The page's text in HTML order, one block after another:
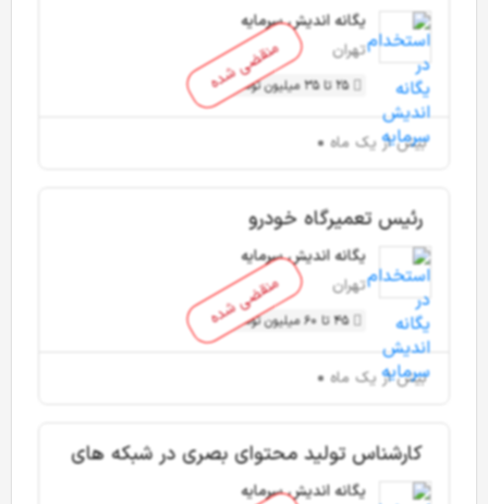
منقضی شده
یگانه اندیش سرمایه
تهران
25 تا 35 میلیون تومان
بیش از یک ماه
منقضی شده
رئیس تعمیرگاه خودرو
یگانه اندیش سرمایه
تهران
45 تا 60 میلیون تومان
بیش از یک ماه
کارشناس تولید محتوای بصری در شبکه های
اجتماعییگانه اندیش سرمایه